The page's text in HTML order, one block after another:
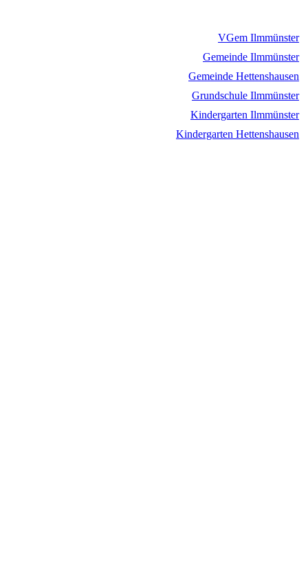
VGem Ilmmünster
Gemeinde Ilmmünster
Gemeinde Hettenshausen
Grundschule Ilmmünster
Kindergarten Ilmmünster
Kindergarten Hettenshausen